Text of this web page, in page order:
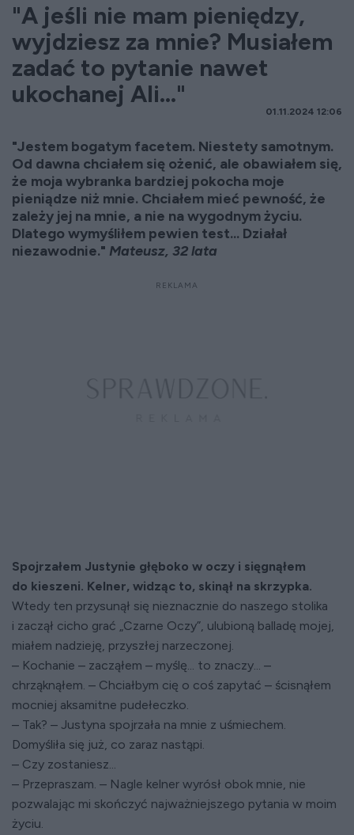
"A jeśli nie mam pieniędzy,
wyjdziesz za mnie? Musiałem
zadać to pytanie nawet
ukochanej Ali..."
01.11.2024 12:06
"Jestem bogatym facetem. Niestety samotnym.
Od dawna chciałem się ożenić, ale obawiałem się,
że moja wybranka bardziej pokocha moje
pieniądze niż mnie. Chciałem mieć pewność, że
zależy jej na mnie, a nie na wygodnym życiu.
Dlatego wymyśliłem pewien test... Działał
niezawodnie." Mateusz, 32 lata
Spojrzałem Justynie głęboko w oczy i sięgnąłem
do kieszeni. Kelner, widząc to, skinął na skrzypka.
Wtedy ten przysunął się nieznacznie do naszego stolika
i zaczął cicho grać „Czarne Oczy”, ulubioną balladę mojej,
miałem nadzieję, przyszłej narzeczonej.
– Kochanie – zacząłem – myślę... to znaczy... –
chrząknąłem. – Chciałbym cię o coś zapytać – ścisnąłem
mocniej aksamitne pudełeczko.
– Tak? – Justyna spojrzała na mnie z uśmiechem.
Domyśliła się już, co zaraz nastąpi.
– Czy zostaniesz...
– Przepraszam. – Nagle kelner wyrósł obok mnie, nie
pozwalając mi skończyć najważniejszego pytania w moim
życiu.